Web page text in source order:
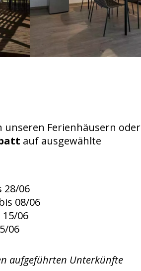
unseren Ferienhäusern oder
auf ausgewählte
28/06
08/06
06
06
aufgeführten Unterkünfte